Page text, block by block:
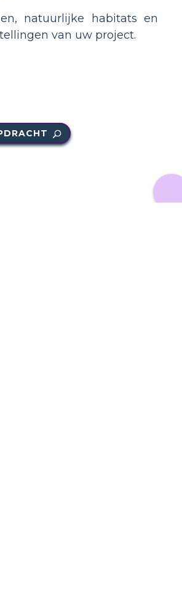
natuurlijke habitats en
van uw project.